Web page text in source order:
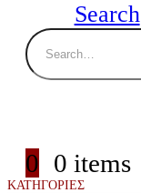
Search
0 0 items
ΚΑΤΗΓΟΡΙΕΣ